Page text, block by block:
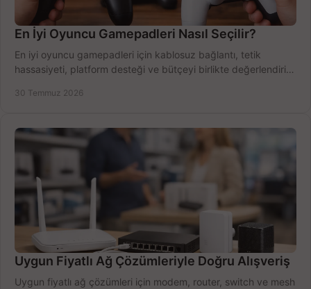
En İyi Oyuncu Gamepadleri Nasıl Seçilir?
En iyi oyuncu gamepadleri için kablosuz bağlantı, tetik
hassasiyeti, platform desteği ve bütçeyi birlikte değerlendirin;
30 Temmuz 2026
Uygun Fiyatlı Ağ Çözümleriyle Doğru Alışveriş
Uygun fiyatlı ağ çözümleri için modem, router, switch ve mesh